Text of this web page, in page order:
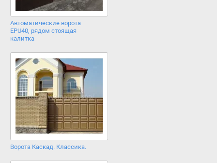
Автоматические ворота
EPU40, рядом стоящая
калитка
Ворота Каскад. Классика.